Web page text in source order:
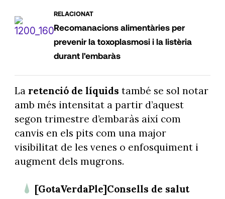
RELACIONAT
Recomanacions alimentàries per
prevenir la toxoplasmosi i la listèria
durant l'embaràs
La retenció de líquids també se sol notar
amb més intensitat a partir d’aquest
segon trimestre d’embaràs així com
canvis en els pits com una major
visibilitat de les venes o enfosquiment i
augment dels mugrons.
[GotaVerdaPle]Consells de salut